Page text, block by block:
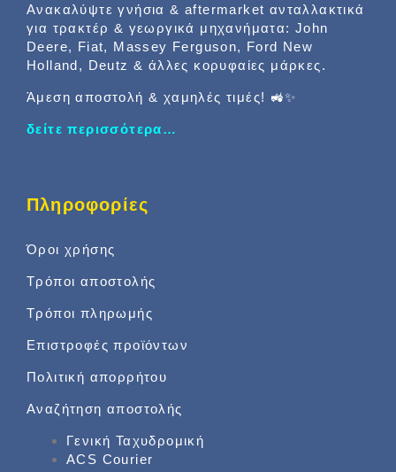
Ανακαλύψτε γνήσια & aftermarket ανταλλακτικά
για τρακτέρ & γεωργικά μηχανήματα: John
Deere, Fiat, Massey Ferguson, Ford New
Holland, Deutz & άλλες κορυφαίες μάρκες.
Άμεση αποστολή & χαμηλές τιμές! 🚜✨
δείτε περισσότερα…
Πληροφορίες
Όροι χρήσης
Τρόποι αποστολής
Τρόποι πληρωμής
Επιστροφές προϊόντων
Πολιτική απορρήτου
Αναζήτηση αποστολής
Γενική Ταχυδρομική
ACS Courier